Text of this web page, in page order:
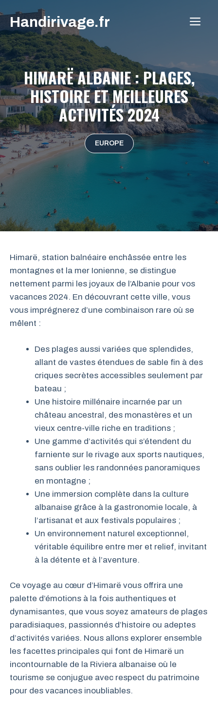
contenu
Handirivage.fr
HIMARË ALBANIE : PLAGES,
HISTOIRE ET MEILLEURES
ACTIVITÉS 2024
EUROPE
Himarë, station balnéaire enchâssée entre les
montagnes et la mer Ionienne, se distingue
nettement parmi les joyaux de l’Albanie pour vos
vacances 2024. En découvrant cette ville, vous
vous imprégnerez d’une combinaison rare où se
mêlent :
Des plages aussi variées que splendides,
allant de vastes étendues de sable fin à des
criques secrètes accessibles seulement par
bateau ;
Une histoire millénaire incarnée par un
château ancestral, des monastères et un
vieux centre-ville riche en traditions ;
Une gamme d’activités qui s’étendent du
farniente sur le rivage aux sports nautiques,
sans oublier les randonnées panoramiques
en montagne ;
Une immersion complète dans la culture
albanaise grâce à la gastronomie locale, à
l’artisanat et aux festivals populaires ;
Un environnement naturel exceptionnel,
véritable équilibre entre mer et relief, invitant
à la détente et à l’aventure.
Ce voyage au cœur d’Himarë vous offrira une
palette d’émotions à la fois authentiques et
dynamisantes, que vous soyez amateurs de plages
paradisiaques, passionnés d’histoire ou adeptes
d’activités variées. Nous allons explorer ensemble
les facettes principales qui font de Himarë un
incontournable de la Riviera albanaise où le
tourisme se conjugue avec respect du patrimoine
pour des vacances inoubliables.